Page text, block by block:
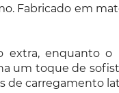
Fabricado em
extra, enquanto
um toque de
de carregamento